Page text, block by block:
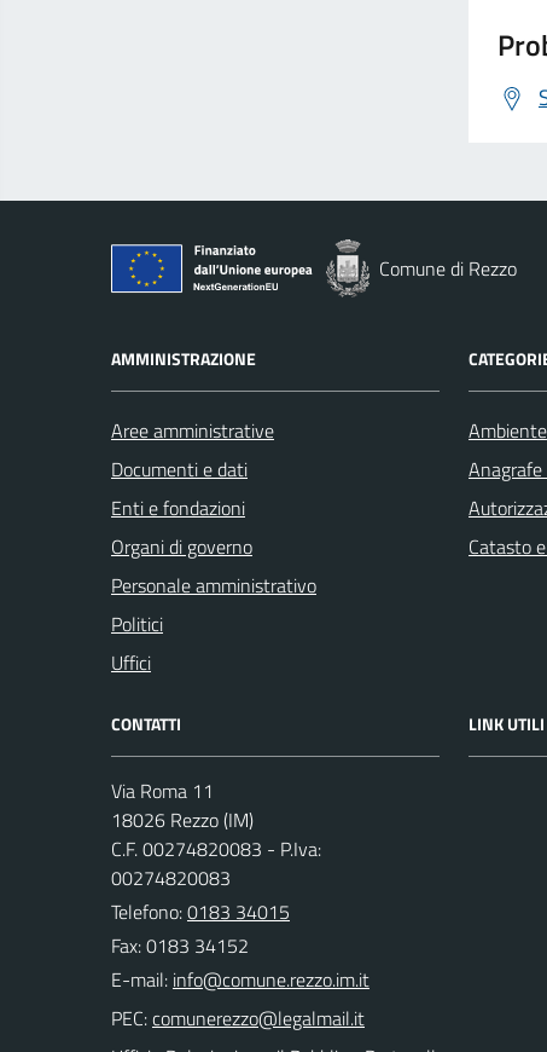
Comune di Rezzo
AMMINISTRAZIONE
Aree amministrative
Documenti e dati
Enti e fondazioni
Organi di governo
Personale amministrativo
Politici
Uffici
Ambiente
Catasto
CONTATTI
Via Roma 11
18026 Rezzo (IM)
C.F. 00274820083 - P.Iva:
00274820083
Telefono:0183 34015
Fax: 0183 34152
E-mail:
PEC:
LINK UTILI